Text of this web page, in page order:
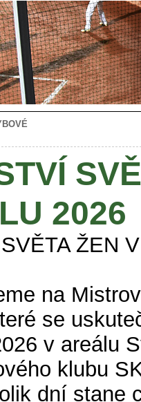
2026
ŽEN
na
se
v areálu
klubu
dní stane